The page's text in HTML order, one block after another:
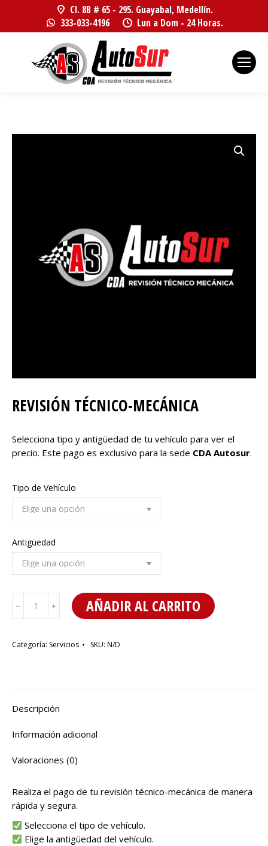
Cl. 8B # 65 - 295. Guayabal, Medellín.
333-033-4196
Lun a Dom - 24 Horas.
REVISIÓN TÉCNICO-MECÁNICA
Selecciona tipo y antigüedad de tu vehículo para ver el
precio. Este pago es exclusivo para la sede CDA Autosur.
Tipo de Vehículo
Antigüedad
Técnico-
cantidad
﹣ ﹢ AÑADIR AL CARRITO
Categoría: Servicios SKU: N/D
Descripción
Información adicional
Valoraciones (0)
Realiza el pago de tu revisión técnico-mecánica de manera
rápida y segura.
Selecciona el tipo de vehículo.
Elige la antigüedad del vehículo.